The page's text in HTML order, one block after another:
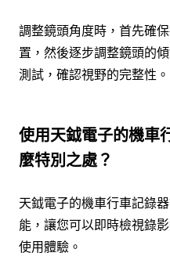
調整鏡頭角度時，首先確
置，然後逐步調整鏡頭的
測試，確認視野的完整性。
使用天鉞電子的機車
麼特別之處？
天鉞電子的機車行車記錄
能，讓您可以即時檢視錄
使用體驗。